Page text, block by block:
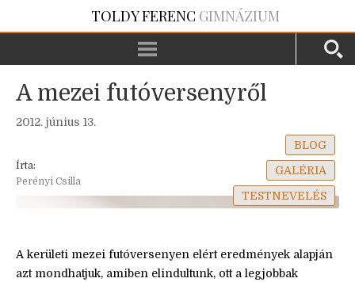
TOLDY FERENC GIMNÁZIUM
A mezei futóversenyről
2012. június 13.
Írta:
Perényi Csilla
BLOG
GALÉRIA
TESTNEVELÉS
A kerületi mezei futóversenyen elért eredmények alapján
azt mondhatjuk, amiben elindultunk, ott a legjobbak